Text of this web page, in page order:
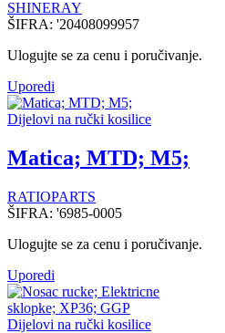
SHINERAY
ŠIFRA: '20408099957
Ulogujte se za cenu i poručivanje.
Uporedi
Dijelovi na ručki kosilice
Matica; MTD; M5;
RATIOPARTS
ŠIFRA: '6985-0005
Ulogujte se za cenu i poručivanje.
Uporedi
Dijelovi na ručki kosilice